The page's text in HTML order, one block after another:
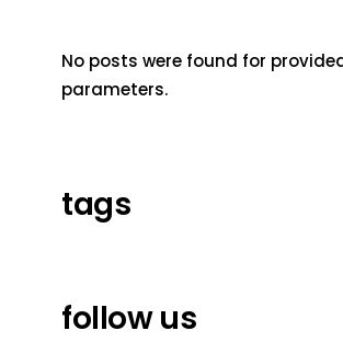
No posts were found for
parameters.
tags
follow us